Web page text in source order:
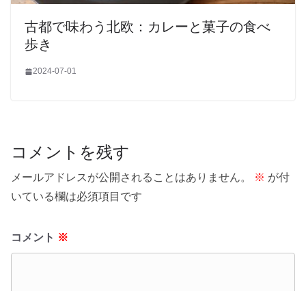
古都で味わう北欧：カレーと菓子の食べ
歩き
2024-07-01
コメントを残す
メールアドレスが公開されることはありません。 ※ が付
いている欄は必須項目です
コメント ※